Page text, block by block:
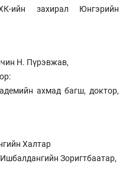
ийн захирал Юнгэрийн
Н. Пүрэвжав,
ахмад багш, доктор,
Халтар
Зоригтбаатар,